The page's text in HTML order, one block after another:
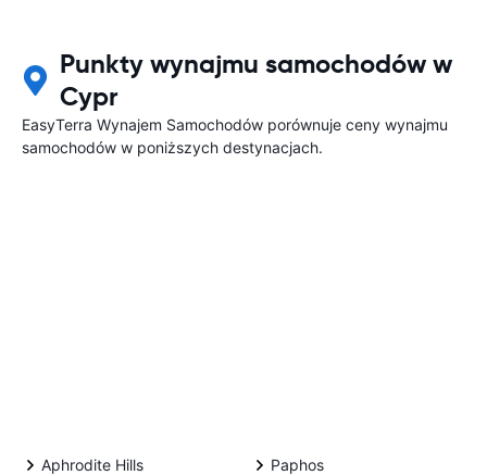
Punkty wynajmu samochodów w
Cypr
EasyTerra Wynajem Samochodów porównuje ceny wynajmu
samochodów w poniższych destynacjach.
Aphrodite Hills
Paphos